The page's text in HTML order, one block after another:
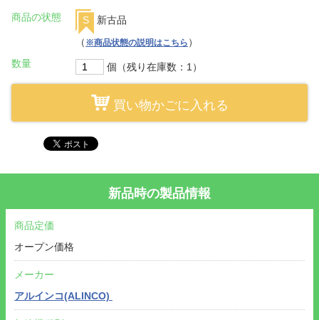
商品の状態 S
新古品
（ ※商品状態の説明はこちら ）
数量
個（残り在庫数：1）
買い物かごに入れる
新品時の製品情報
商品定価
オープン価格
メーカー
アルインコ(ALINCO)